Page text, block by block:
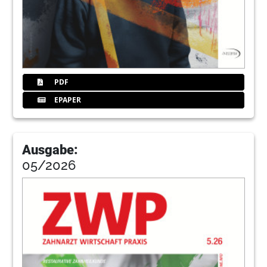
Christoph Jäger
37 W&H Deutschland GmbH
38Prothetik – von konventionell is digital
Redaktion
40
Implantatsystemen mit zementierten
Dr. Reiner Eisenkolb
41Shofu Dental GmbH
Rehabilitation eines Erosionsgebisses
Dr. Ines Guschlbauer, OÄ Dr. Yana Anastasova-
Yoshida, Prof. Dr. Dr. Rüdiger Junker, M.Sc.
PDF
EPAPER
Ausgabe:
05/2026